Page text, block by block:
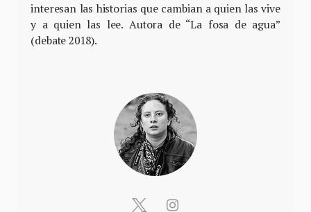
interesan las historias que cambian a quien las vive
y a quien las lee. Autora de “La fosa de agua”
(debate 2018).